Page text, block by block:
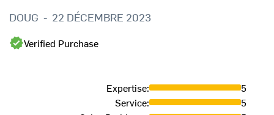
DOUG - 22 DÉCEMBRE 2023
Verified Purchase
Expertise:
5
Service:
5